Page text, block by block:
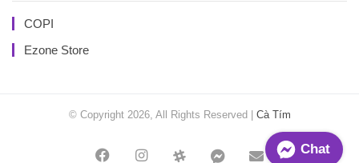
COPI
Ezone Store
© Copyright 2026, All Rights Reserved | Cà Tím
FacebookInstagramThreadsMessenger
Mail Chat